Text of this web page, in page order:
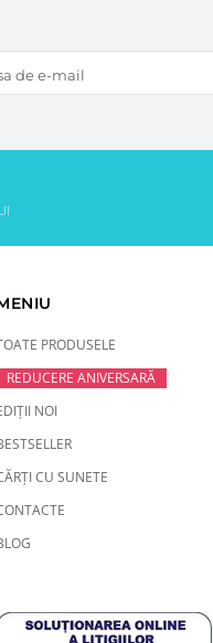
PRODUSELE
REDUCERE ANIVERSARĂ
NOI
CU SUNETE